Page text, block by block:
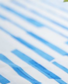
2026